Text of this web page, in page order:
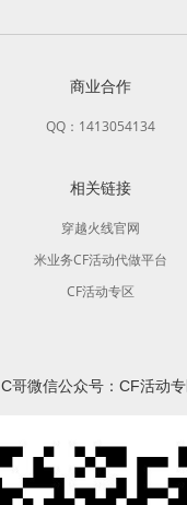
商业合作
QQ：1413054134
相关链接
穿越火线官网
米业务CF活动代做平台
CF活动专区
C哥微信公众号：CF活动